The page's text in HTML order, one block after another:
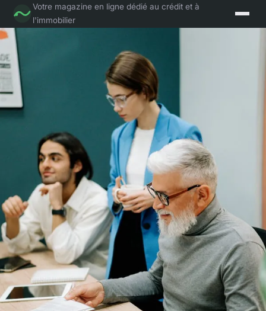
Votre magazine en ligne dédié au crédit et à
l'immobilier